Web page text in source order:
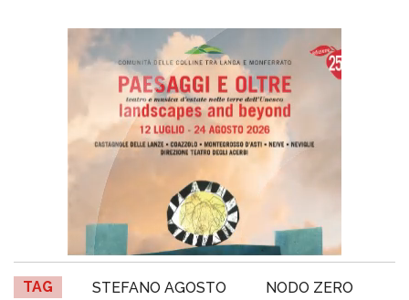
TAG STEFANO AGOSTO
NODO ZERO